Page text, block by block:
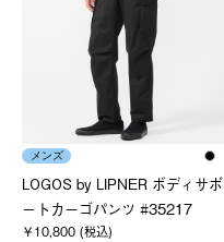
メンズ
LOGOS by LIPNER ボディサポ
ートカーゴパンツ #35217
￥10,800 (税込)